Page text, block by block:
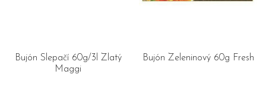
Bujón Slepačí 60g/3l Zlatý
Maggi
Bujón Zeleninový 60g Fresh